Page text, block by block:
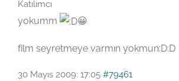
Katılımcı
yokumm 😀
film seyretmeye varmın yokmun:D:D
30 Mayıs 2009: 17:05 #79461